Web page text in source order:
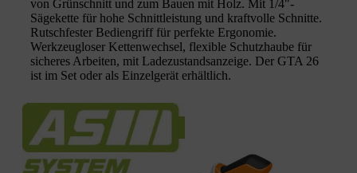
von Grünschnitt und zum Bauen mit Holz. Mit 1/4"-
Sägekette für hohe Schnittleistung und kraftvolle Schnitte.
Rutschfester Bediengriff für perfekte Ergonomie.
Werkzeugloser Kettenwechsel, flexible Schutzhaube für
sicheres Arbeiten, mit Ladezustandsanzeige. Der GTA 26
ist im Set oder als Einzelgerät erhältlich.